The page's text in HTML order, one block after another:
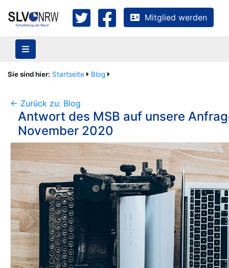
Mitglied werden
Sie sind hier: Startseite Blog
<- Zurück zu: Blog
Antwort des MSB auf unsere
November 2020